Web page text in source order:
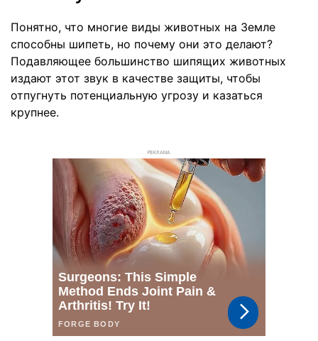
Понятно, что многие виды животных на Земле
способны шипеть, но почему они это делают?
Подавляющее большинство шипящих животных
издают этот звук в качестве защиты, чтобы
отпугнуть потенциальную угрозу и казаться
крупнее.
РЕКЛАМА